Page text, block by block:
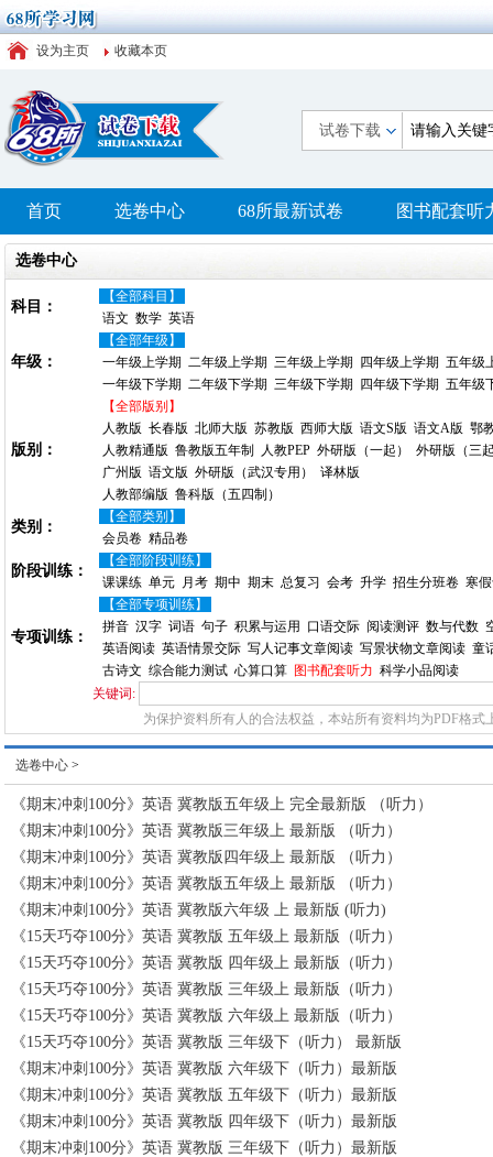
设为主页 收藏本页
试卷下载
首页 选卷中心 68所最新试卷 图书配套听
选卷中心
科目：
【全部科目】
语文 数学 英语
年级：
【全部年级】
一年级上学期 二年级上学期 三年级上学期 四年级上学期 五年级
一年级下学期 二年级下学期 三年级下学期 四年级下学期 五年级
版别：
【全部版别】
人教版 长春版 北师大版 苏教版 西师大版 语文S版 语文A版 鄂
人教精通版 鲁教版五年制 人教PEP 外研版（一起）
外研版（三
广州版 语文版 外研版（武汉专用）
译林版
人教部编版 鲁科版（五四制）
类别：
【全部类别】
会员卷 精品卷
阶段训练：
【全部阶段训练】
课课练 单元 月考 期中 期末 总复习 会考 升学 招生分班卷 寒
专项训练：
【全部专项训练】
拼音 汉字 词语 句子 积累与运用 口语交际 阅读测评 数与代数
英语阅读 英语情景交际 写人记事文章阅读 写景状物文章阅读 童
古诗文 综合能力测试 心算口算 图书配套听力 科学小品阅读
关键词:
为保护资料所有人的合法权益，本站所有资料均为PDF格式
选卷中心 >
《期末冲刺100分》英语 冀教版五年级上 完全最新版 （听力）
《期末冲刺100分》英语 冀教版三年级上 最新版 （听力）
《期末冲刺100分》英语 冀教版四年级上 最新版 （听力）
《期末冲刺100分》英语 冀教版五年级上 最新版 （听力）
《期末冲刺100分》英语 冀教版六年级 上 最新版 (听力)
《15天巧夺100分》英语 冀教版 五年级上 最新版（听力）
《15天巧夺100分》英语 冀教版 四年级上 最新版（听力）
《15天巧夺100分》英语 冀教版 三年级上 最新版（听力）
《15天巧夺100分》英语 冀教版 六年级上 最新版（听力）
《15天巧夺100分》英语 冀教版 三年级下（听力） 最新版
《期末冲刺100分》英语 冀教版 六年级下（听力）最新版
《期末冲刺100分》英语 冀教版 五年级下（听力）最新版
《期末冲刺100分》英语 冀教版 四年级下（听力）最新版
《期末冲刺100分》英语 冀教版 三年级下（听力）最新版